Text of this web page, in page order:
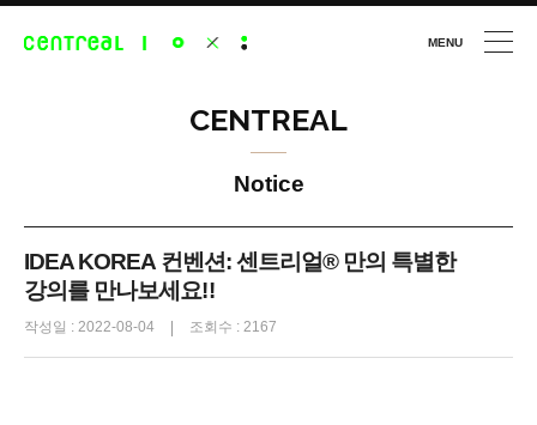
MENU
CENTREAL
Notice
IDEA KOREA 컨벤션: 센트리얼® 만의 특별한
강의를 만나보세요!!
작성일 : 2022-08-04 조회수 : 2167